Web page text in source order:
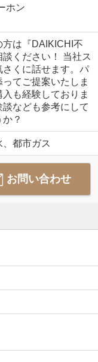
ホン
は『DAIKICHI不
ください！ 当社ス
くに話せます。パ
てご提案いたしま
も経験しておりま
なども参考にして
？
都市ガス
お問い合わせ